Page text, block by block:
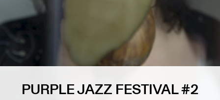
PURPLE JAZZ FESTIVAL #2